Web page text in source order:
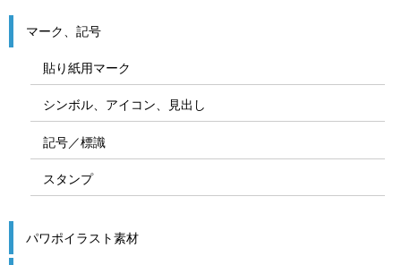
マーク、記号
貼り紙用マーク
シンボル、アイコン、見出し
記号／標識
スタンプ
パワポイラスト素材